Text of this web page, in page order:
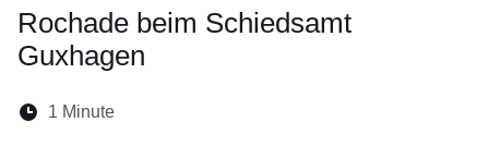
Rochade beim Schiedsamt
Guxhagen
Lesedauer:
1 Minute